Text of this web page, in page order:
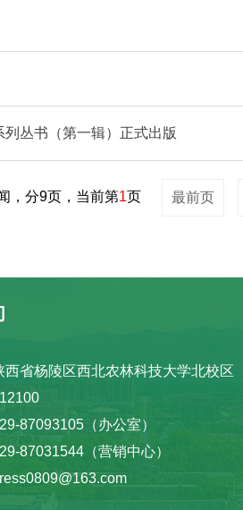
丛书（第一辑）正式出版
，分9页，当前第1页 最前页
省杨陵区西北农林科技大学北校区
87093105（办公室）
（营销中心）